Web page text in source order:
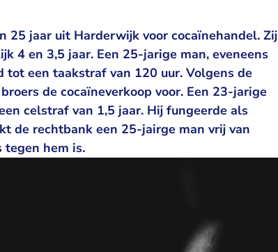
25 jaar uit Harderwijk voor cocaïnehandel. Zij
4 en 3,5 jaar. Een 25-jarige man, eveneens
een taakstraf van 120 uur. Volgens de
de cocaïneverkoop voor. Een 23-jarige
celstraf van 1,5 jaar. Hij fungeerde als
de rechtbank een 25-jairge man vrij van
hem is.